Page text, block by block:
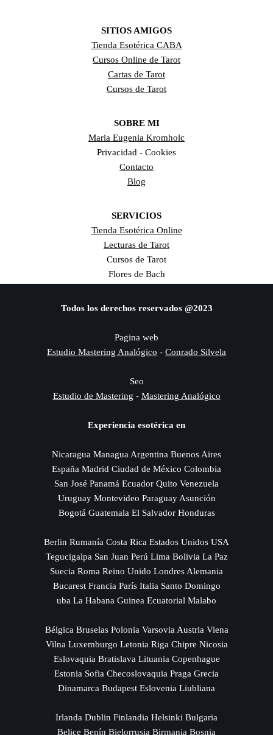
SITIOS AMIGOS
Tienda Esotérica CABA
Cursos Online de Tarot
Cartas de Tarot
Cursos de Tarot
SOBRE MI
Maria Eugenia Kromholc
Privacidad - Cookies
Contacto
Blog
SERVICIOS
Tienda Esotérica Online
Lecturas de Tarot
Cursos de Tarot
Flores de Bach
Todos los derechos reservados @2023
Pagina web
Estudio Mastering Analógico - Conrado Silvela
Seo
Estudio de Mastering - Mastering Analógico
Experiencia esotérica en
Nicaragua Managua Argentina Buenos Aires
España Madrid Ciudad de México Colombia
San José Panamá Ecuador Quito Venezuela
Uruguay Montevideo Paraguay Asunción
Bogotá Guatemala El Salvador Honduras
Berlin Rumanía Costa Rica Estados Unidos USA
Tegucigalpa San Juan Perú Lima Bolivia La Paz
Suecia Roma Reino Unido Londres Alemania
Bucarest Francia París Italia Santo Domingo
uba La Habana Guinea Ecuatorial Malabo
Bélgica Bruselas Polonia Varsovia Austria Viena
Vilna Luxemburgo Letonia Riga Chipre Nicosia
Eslovaquia Bratislava Lituania Copenhague
Estonia Sofia Checoslovaquia Praga Grecia
Dinamarca Budapest Eslovenia Liubliana
Irlanda Dublin Finlandia Helsinki Bulgaria
Belice Benín Bielorrusia Birmania Bosnia